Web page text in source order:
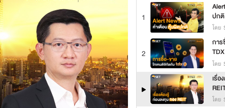
1
ปกติ
โดย
2
กา
TDX
โดย
เรื่อ
โดย